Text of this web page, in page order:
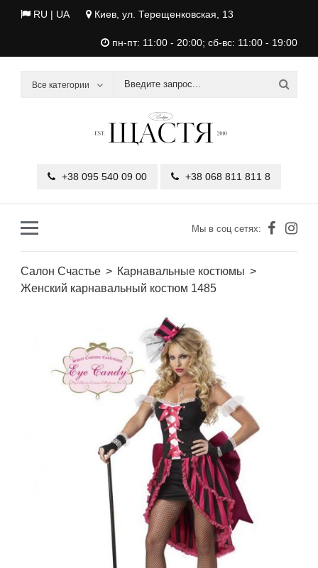
RU | UA Киев, ул. Терещенковская, 13
пн-пт: 11:00 - 20:00; сб-вс: 11:00 - 19:00
Все категории
+38 095 540 09 00 +38 068 811 811 8
Мы в соц сетях:
Салон Счастье
Карнавальные костюмы
Женский карнавальный костюм 1485